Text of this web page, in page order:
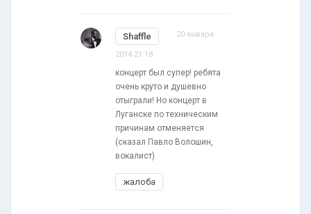
Shaffle 20 января
2014 21:18
концерт был супер! ребята
очень круто и душевно
отыграли! Но концерт в
Луганске по техническим
причинам отменяется
(сказал Павло Волошин,
вокалист).
жалоба